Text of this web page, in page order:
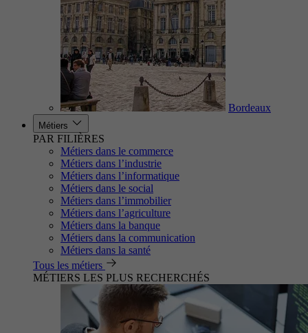
Bordeaux
Métiers
PAR FILIÈRES
Métiers dans le commerce
Métiers dans l’industrie
Métiers dans l’informatique
Métiers dans le social
Métiers dans l’immobilier
Métiers dans l’agriculture
Métiers dans la banque
Métiers dans la communication
Métiers dans la santé
Tous les métiers
MÉTIERS LES PLUS RECHERCHÉS